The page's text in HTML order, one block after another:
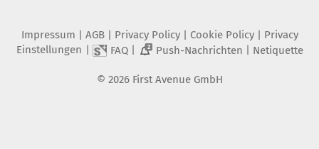
Impressum AGB Privacy Policy| Cookie Policy| Privacy
Einstellungen
FAQ| 2 Push-Nachrichten Netiquette
© 2026 First Avenue GmbH